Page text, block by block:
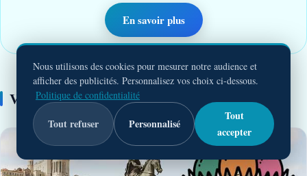
En savoir plus
Vous devriez aussi aimer…
Nous utilisons des cookies pour mesurer notre audience et
afficher des publicités. Personnalisez vos choix ci-dessous.
Politique de confidentialité
Tout refuser Personnalisé
Tout
accepter